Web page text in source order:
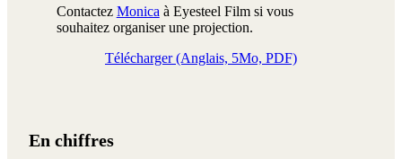
Contactez Monicaà Eyesteel Film si vous
souhaitez organiser une projection.
Télécharger (Anglais, 5Mo, PDF)
En chiffres